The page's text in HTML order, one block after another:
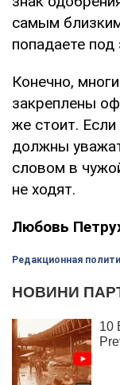
самым
попадаете под
Конечно,
закреплены
же стоит.
должны
словом в
не ходят.
Любовь
Редакционная